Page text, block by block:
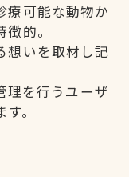
療可能な動物か
的。
想いを取材し記
理を行うユーザ
。